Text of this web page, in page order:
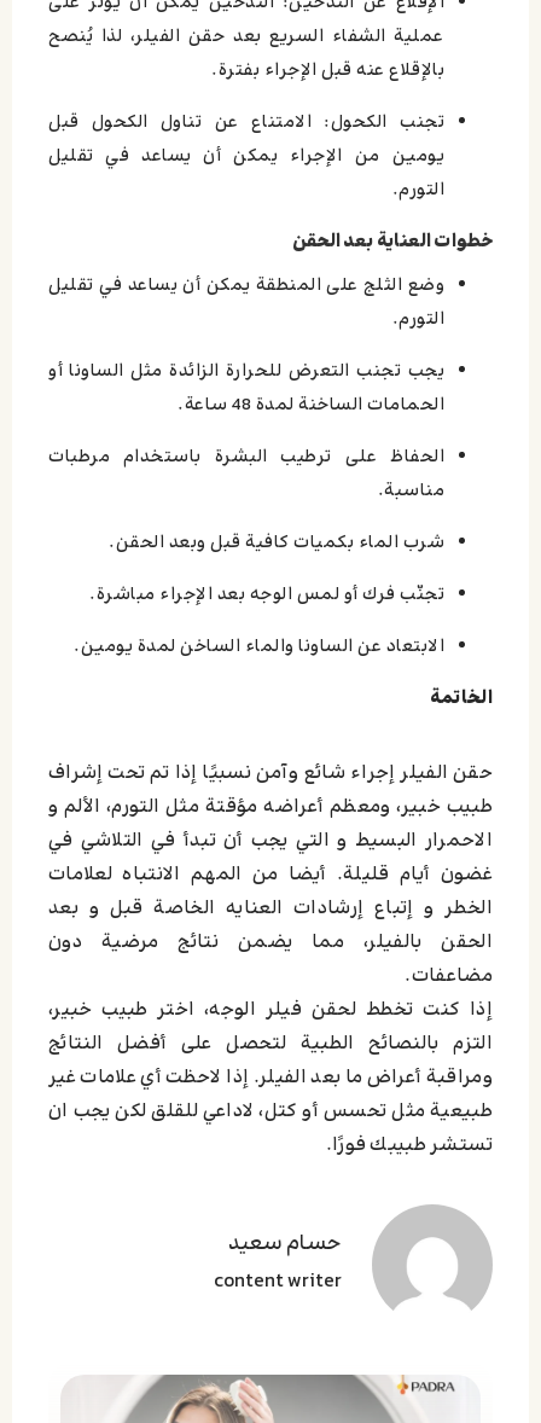
عملية الشفاء السريع بعد حقن الفيلر، لذا يُنصح
بالإقلاع عنه قبل الإجراء بفترة.
تجنب الكحول: الامتناع عن تناول الكحول قبل
يومين من الإجراء يمكن أن يساعد في تقليل
التورم.
خطوات العناية بعد الحقن
وضع الثلج على المنطقة يمكن أن يساعد في تقليل
التورم.
يجب تجنب التعرض للحرارة الزائدة مثل الساونا أو
الحمامات الساخنة لمدة 48 ساعة.
الحفاظ على ترطيب البشرة باستخدام مرطبات
مناسبة.
شرب الماء بكميات كافية قبل وبعد الحقن.
تجنّب فرك أو لمس الوجه بعد الإجراء مباشرة.
الابتعاد عن الساونا والماء الساخن لمدة يومين.
الخاتمة
حقن الفيلر إجراء شائع وآمن نسبيًا إذا تم تحت إشراف
طبيب خبير، ومعظم أعراضه مؤقتة مثل التورم، الألم و
الاحمرار البسيط و التي يجب أن تبدأ في التلاشي في
غضون أيام قليلة. أيضا من المهم الانتباه لعلامات
الخطر و إتباع إرشادات العنايه الخاصة قبل و بعد
الحقن بالفيلر، مما يضمن نتائج مرضية دون
مضاعفات.
إذا كنت تخطط لحقن فيلر الوجه، اختر طبيب خبير،
التزم بالنصائح الطبية لتحصل على أفضل النتائج
ومراقبة أعراض ما بعد الفيلر. إذا لاحظت أي علامات غير
طبيعية مثل تحسس أو كتل، لاداعي للقلق لكن يجب ان
تستشر طبيبك فورًا.
حسام سعید
content writer